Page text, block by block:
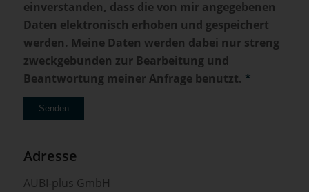
einverstanden, dass die von mir angegebenen
Daten elektronisch erhoben und gespeichert
werden. Meine Daten werden dabei nur streng
zweckgebunden zur Bearbeitung und
Beantwortung meiner Anfrage benutzt. *
Bitte lassen Sie dieses Feld leer.
Adresse
AUBI-plus GmbH